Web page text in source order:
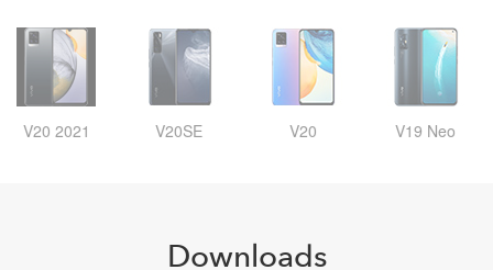
V20 2021 V20SE V20 V19 Neo
Downloads